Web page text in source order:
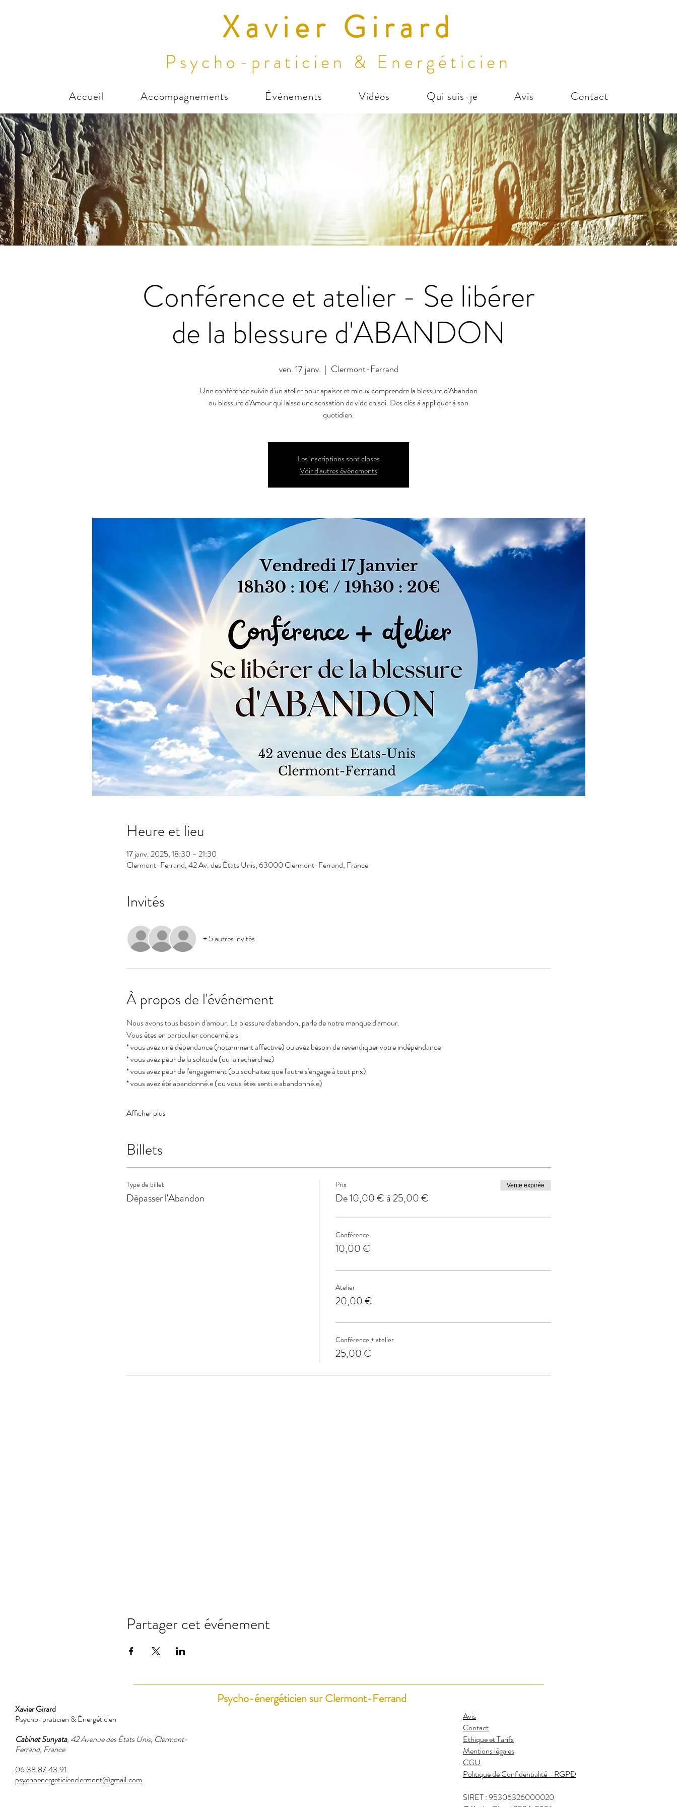
Xavier Girard
Psycho-praticien & Energéticien
Accueil Accompagnements Événements Vidéos Qui suis-je Avis Contact
Conférence et atelier - Se libérer
de la blessure d'ABANDON
ven. 17 janv.
  |
Clermont-Ferrand
Une conférence suivie d'un atelier pour apaiser et mieux comprendre la blessure d'Abandon
ou blessure d'Amour qui laisse une sensation de vide en soi. Des clés à appliquer à son
quotidien.
Les inscriptions sont closes
Voir d'autres événements
Heure et lieu
17 janv. 2025, 18:30 – 21:30
Clermont-Ferrand, 42 Av. des États Unis, 63000 Clermont-Ferrand, France
Invités
+ 5 autres invités
À propos de l'événement
Nous avons tous besoin d'amour. La blessure d'abandon, parle de notre manque d'amour.
Vous êtes en particulier concerné.e si
* vous avez une dépendance (notamment affective) ou avez besoin de revendiquer votre indépendance
* vous avez peur de la solitude (ou la recherchez)
* vous avez peur de l'engagement (ou souhaitez que l'autre s'engage à tout prix)
* vous avez été abandonné.e (ou vous êtes senti.e abandonné.e)
Afficher plus
Billets
Type de billet
Dépasser l'Abandon
Prix
De 10,00 € à 25,00 €
Vente expirée
Conférence
10,00 €
Atelier
20,00 €
Conférence + atelier
25,00 €
Partager cet événement
Psycho-énergéticien sur Clermont-Ferrand
Xavier Girard
Psycho-praticien & Énergéticien
Cabinet Sunyata, 42 Avenue des États Unis, Clermont-
Ferrand, France
06.38.87.43.91
psychoenergeticienclermont@gmail.com
Avis
Contact
Ethique et Tarifs
Mentions légales
CGU
Politique de Confidentialité - RGPD
SIRET : 95306326000020